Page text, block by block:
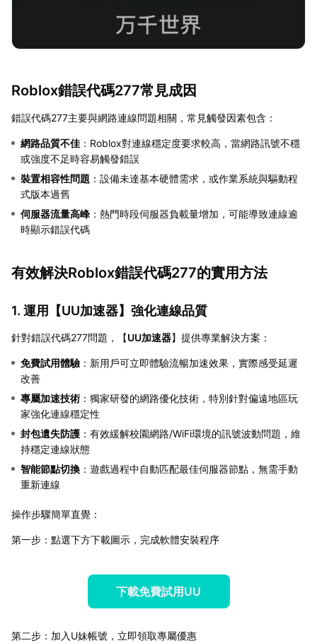
Roblox錯誤代碼277常見成因
錯誤代碼277主要與網路連線問題相關，常見觸發因素包含：
網路品質不佳 ：Roblox對連線穩定度要求較高，當網路訊號不穩
或強度不足時容易觸發錯誤
裝置相容性問題 ：設備未達基本硬體需求，或作業系統與驅動程
式版本過舊
伺服器流量高峰 ：熱門時段伺服器負載量增加，可能導致連線逾
時顯示錯誤代碼
有效解決Roblox錯誤代碼277的實用方法
1. 運用【UU加速器】強化連線品質
針對錯誤代碼277問題，【UU加速器】提供專業解決方案：
免費試用體驗 ：新用戶可立即體驗流暢加速效果，實際感受延遲
改善
專屬加速技術 ：獨家研發的網路優化技術，特別針對偏遠地區玩
家強化連線穩定性
封包遺失防護 ：有效緩解校園網路/WiFi環境的訊號波動問題，維
持穩定連線狀態
智能節點切換 ：遊戲過程中自動匹配最佳伺服器節點，無需手動
重新連線
操作步驟簡單直覺：
第一步：點選下方下載圖示，完成軟體安裝程序
下載免費試用UU
第二步：加入U妹帳號，立即領取專屬優惠